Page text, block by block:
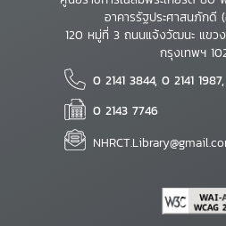
อาคารรัฐประศาสนภักดี
120 หมู่ที่ 3 ถนนแจ้งวัฒนะ แขว
กรุงเทพฯ
0 2141 3844, 0 2141
0 2143 7746